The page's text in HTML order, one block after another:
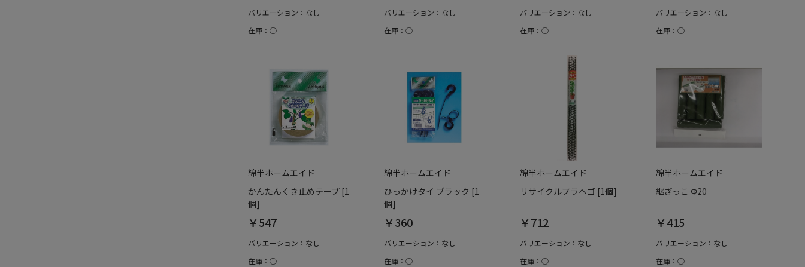
バリエーション：なし
在庫：○
バリエーション：なし
在庫：○
バリエーション：なし
在庫：○
バリエーション：なし
在庫：○
綿半ホームエイド
かんたんくき止めテープ [1
個]
￥547
バリエーション：なし
在庫：○
綿半ホームエイド
ひっかけタイ ブラック [1
個]
￥360
バリエーション：なし
在庫：○
綿半ホームエイド
リサイクルプラヘゴ [1個]
￥712
バリエーション：なし
在庫：○
綿半ホームエイド
継ぎっこ Φ20
￥415
バリエーション：なし
在庫：○